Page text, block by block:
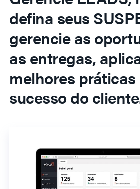
defina seus
gerencie as
as entregas,
melhores práticas
sucesso do